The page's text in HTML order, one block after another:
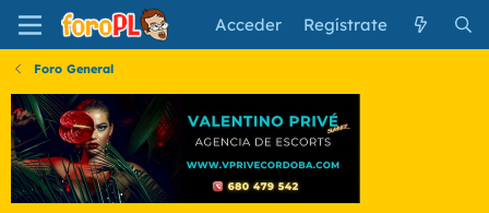
Acceder Regístrate
Foro General